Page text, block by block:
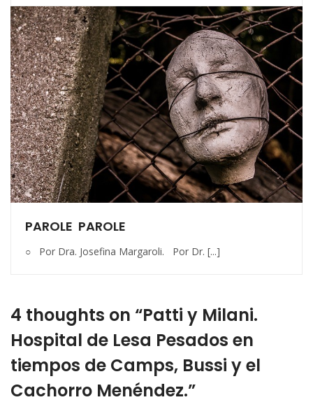
PAROLE PAROLE
○ Por Dra. Josefina Margaroli. Por Dr. [...]
4 thoughts on “Patti y Milani.
Hospital de Lesa Pesados en
tiempos de Camps, Bussi y el
Cachorro Menéndez.”